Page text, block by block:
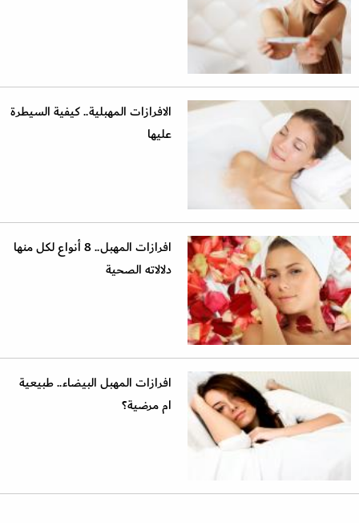
الافرازات المهبلية.. كيفية السيطرة
عليها
افرازات المهبل.. 8 أنواع لكل منها
دلالاته الصحية
افرازات المهبل البيضاء.. طبيعية
ام مرضية؟